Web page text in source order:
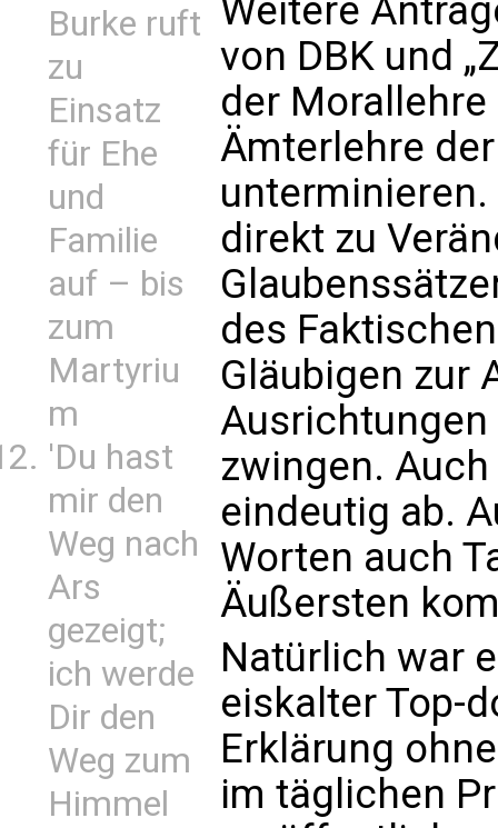
Burke ruft
zu
Einsatz
für Ehe
und
Familie
auf – bis
zum
Martyriu
m
'Du hast
mir den
Weg nach
Ars
gezeigt;
ich werde
Dir den
Weg zum
Himmel
Weitere
von DBK und
der
Ämterlehre
direkt zu
des
Gläubigen zur
zwingen.
eindeutig ab.
Worten auch
Äußersten
Natürlich war
eiskalter Top-
Erklärung
im täglichen